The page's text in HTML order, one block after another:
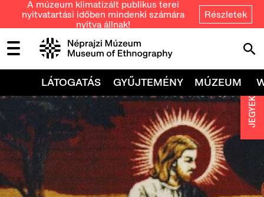
A múzeum klimatizált publikus terei
nyitvatartási időben mindenki számára
nyitva állnak!
Részletek
LÁTOGATÁS GYŰJTEMÉNY MÚZEUM
JEGYEK